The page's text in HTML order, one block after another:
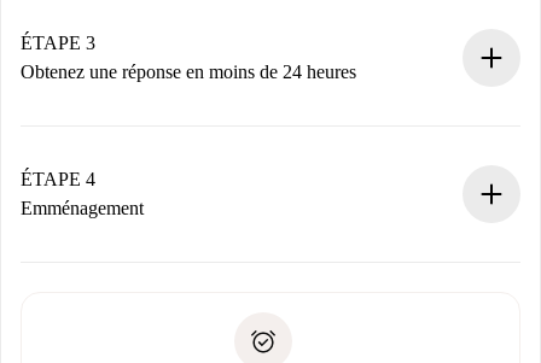
Nous ne vous facturerons rien tant que le propriétaire
n’aura pas accepté.
ÉTAPE 3
Obtenez une réponse en moins de 24 heures
contact avec le propriétaire.
Si refusé : aucun prélèvement et nous vous proposerons
Justificatif de solvabilité
ÉTAPE 4
Emménagement
uniquement si aucun problème n'est signalé.